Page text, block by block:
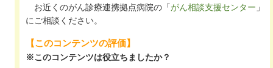
お近くのがん診療連携拠点病院の「がん相談支援センター 」
にご相談ください。
【このコンテンツの評価】
※このコンテンツは役立ちましたか？